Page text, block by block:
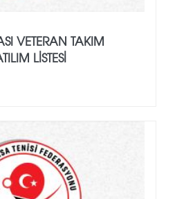
VETERAN TAKIM
LISTESI